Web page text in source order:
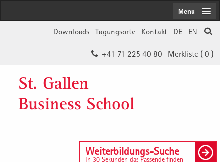
EN
DE
Kontakt
Tagungsorte
Downloads
Merkliste ( 0 )
+41 71 225 40 80
St. Gallen
Business School
Weiterbildungs-Suche
In 30 Sekunden das Passende finden
Menu